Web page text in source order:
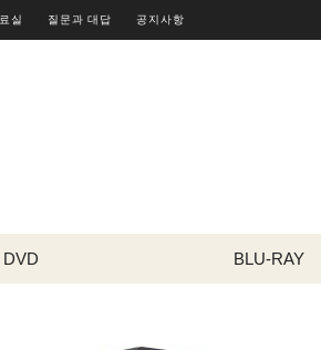
실 질문과 대답 공지사항
DVD BLU-RAY